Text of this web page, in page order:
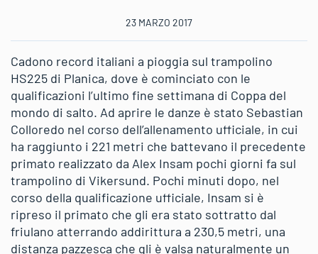
23 MARZO 2017
Cadono record italiani a pioggia sul trampolino
HS225 di Planica, dove è cominciato con le
qualificazioni l’ultimo fine settimana di Coppa del
mondo di salto. Ad aprire le danze è stato Sebastian
Colloredo nel corso dell’allenamento ufficiale, in cui
ha raggiunto i 221 metri che battevano il precedente
primato realizzato da Alex Insam pochi giorni fa sul
trampolino di Vikersund. Pochi minuti dopo, nel
corso della qualificazione ufficiale, Insam si è
ripreso il primato che gli era stato sottratto dal
friulano atterrando addirittura a 230,5 metri, una
distanza pazzesca che gli è valsa naturalmente un